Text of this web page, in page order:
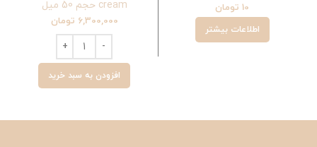
10 تومان
اطلاعات بیشتر
cream حجم 50 میل
6,300,000 تومان
افزودن به سبد خرید